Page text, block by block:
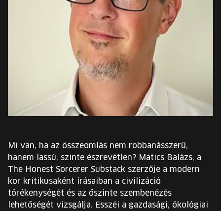
EURÓPA JÖVŐFESZTIVÁLJA
INGYENES DIÁK- ÉS TANÁRREGISZTRÁCIÓ
EN
Change
language:
EN
Mi van, ha az összeomlás nem robbanásszerű,
hanem lassú, szinte észrevétlen? Matics Balázs, a
The Honest Sorcerer Substack szerzője a modern
kor kritikusaként írásaiban a civilizáció
törékenységét és az őszinte szembenézés
lehetőségét vizsgálja. Esszéi a gazdasági, ökológiai